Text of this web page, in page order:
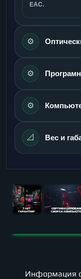
ЕАС.
⚙️
⚙️
⚙️
📐 Вес и
Информация